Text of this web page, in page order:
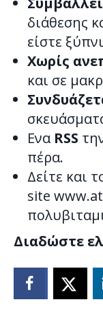
διάθεσης
είστε
Χωρίς
και σε
ΕναRSS
πέρα.
Δείτε και
site
Διαδώστε